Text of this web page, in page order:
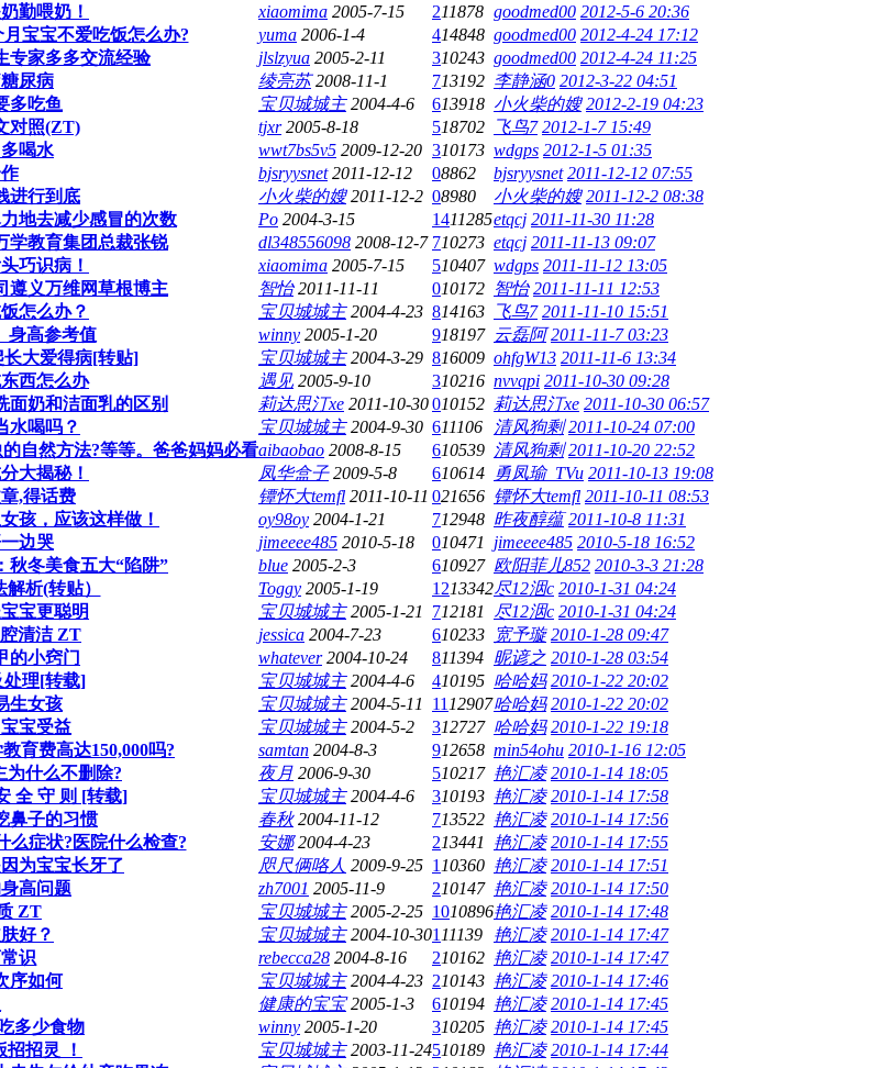
勤喂奶！
xiaomima 2005-7-15 211878 goodmed00 2012-5-6 20:36
宝宝不爱吃饭怎么办?
yuma 2006-1-4 414848 goodmed00 2012-4-24 17:12
专家多多交流经验
jlslzyua 2005-2-11 310243 goodmed00 2012-4-24 11:25
尿病
绫亮苏 2008-11-1 713192 李静涵0 2012-3-22 04:51
多吃鱼
宝贝城城主 2004-4-6 613918 小火柴的嫂 2012-2-19 04:23
对照(ZT)
tjxr 2005-8-18 518702 飞鸟7 2012-1-7 15:49
喝水
wwt7bs5v5 2009-12-20 310173 wdgps 2012-1-5 01:35
bjsryysnet 2011-12-12 08862 bjsryysnet 2011-12-12 07:55
进行到底
小火柴的嫂 2011-12-2 08980 小火柴的嫂 2011-12-2 08:38
地去减少感冒的次数
Po 2004-3-15 1411285etqcj 2011-11-30 11:28
教育集团总裁张锐
dl348556098 2008-12-7 710273 etqcj 2011-11-13 09:07
巧识病！
xiaomima 2005-7-15 510407 wdgps 2011-11-12 13:05
遵义万维网草根博主
智怡 2011-11-11 010172 智怡 2011-11-11 12:53
怎么办？
宝贝城城主 2004-4-23 814163 飞鸟7 2011-11-10 15:51
身高参考值
winny 2005-1-20 918197 云磊阿 2011-11-7 03:23
大爱得病[转贴]
宝贝城城主 2004-3-29 816009 ohfgW13 2011-11-6 13:34
西怎么办
遇见 2005-9-10 310216 nvvqpi 2011-10-30 09:28
面奶和洁面乳的区别
莉达思汀xe 2011-10-30010152 莉达思汀xe 2011-10-30 06:57
水喝吗？
宝贝城城主 2004-9-30 611106 清风狗剩 2011-10-24 07:00
自然方法?等等。爸爸妈妈必看aibaobao 2008-8-15 610539 清风狗剩 2011-10-20 22:52
大揭秘！
凤华盒子 2009-5-8 610614 勇凤瑜_TVu 2011-10-13 19:08
,得话费
镡怀大temfl 2011-10-11 021656 镡怀大temfl 2011-10-11 08:53
，应该这样做！
oy98oy 2004-1-21 712948 昨夜醇蕴 2011-10-8 11:31
边哭
jimeeee485 2010-5-18 010471 jimeeee485 2010-5-18 16:52
秋冬美食五大“陷阱”
blue 2005-2-3 610927 欧阳菲儿852 2010-3-3 21:28
析(转贴）
Toggy 2005-1-19 1213342尽12洇c 2010-1-31 04:24
宝更聪明
宝贝城城主 2005-1-21 712181 尽12洇c 2010-1-31 04:24
清洁 ZT
jessica 2004-7-23 610233 宽予璇 2010-1-28 09:47
的小窍门
whatever 2004-10-24 811394 昵谚之 2010-1-28 03:54
处理[转载]
宝贝城城主 2004-4-6 410195 哈哈妈 2010-1-22 20:02
生女孩
宝贝城城主 2004-5-11 11 12907哈哈妈 2010-1-22 20:02
宝受益
宝贝城城主 2004-5-2 312727 哈哈妈 2010-1-22 19:18
育费高达150,000吗?
samtan 2004-8-3 912658 min54ohu 2010-1-16 12:05
为什么不删除?
夜月 2006-9-30 510217 艳汇凌 2010-1-14 18:05
全 守 则 [转载]
宝贝城城主 2004-4-6 310193 艳汇凌 2010-1-14 17:58
鼻子的习惯
春秋 2004-11-12 713522 艳汇凌 2010-1-14 17:56
么症状?医院什么检查?
安娜 2004-4-23 213441 艳汇凌 2010-1-14 17:55
为宝宝长牙了
咫尺俩咯人 2009-9-25 1 10360 艳汇凌 2010-1-14 17:51
高问题
zh7001 2005-11-9 210147 艳汇凌 2010-1-14 17:50
ZT
宝贝城城主 2005-2-25 1010896艳汇凌 2010-1-14 17:48
好？
宝贝城城主 2004-10-301 11139 艳汇凌 2010-1-14 17:47
识
rebecca28 2004-8-16 210162 艳汇凌 2010-1-14 17:47
序如何
宝贝城城主 2004-4-23 210143 艳汇凌 2010-1-14 17:46
健康的宝宝 2005-1-3 610194 艳汇凌 2010-1-14 17:45
多少食物
winny 2005-1-20 310205 艳汇凌 2010-1-14 17:45
招灵 ！
宝贝城城主 2003-11-24510189 艳汇凌 2010-1-14 17:44